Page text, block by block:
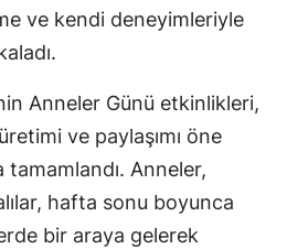
ve kendi deneyimleriyle
Anneler Günü etkinlikleri,
ve paylaşımı öne
Anneler,
hafta sonu boyunca
bir araya gelerek